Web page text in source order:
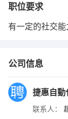
职位要求
有一定的社交能
公司信息
捷惠自動
联系人：